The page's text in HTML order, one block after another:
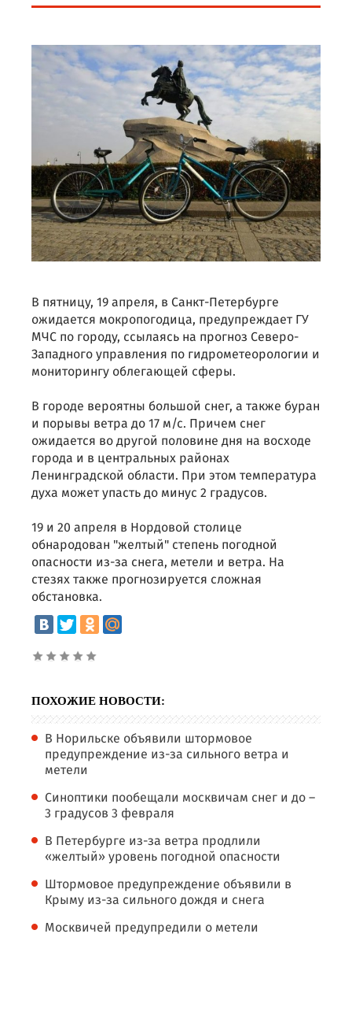
В пятницу, 19 апреля, в Санкт-Петербурге
ожидается мокропогодица, предупреждает ГУ
МЧС по городу, ссылаясь на прогноз Северо-
Западного управления по гидрометеорологии и
мониторингу облегающей сферы.
В городе вероятны большой снег, а также буран
и порывы ветра до 17 м/с. Причем снег
ожидается во другой половине дня на восходе
города и в центральных районах
Ленинградской области. При этом температура
духа может упасть до минус 2 градусов.
19 и 20 апреля в Нордовой столице
обнародован "желтый" степень погодной
опасности из-за снега, метели и ветра. На
стезях также прогнозируется сложная
обстановка.
ПОХОЖИЕ НОВОСТИ:
В Норильске объявили штормовое
предупреждение из-за сильного ветра и
метели
Синоптики пообещали москвичам снег и до –
3 градусов 3 февраля
В Петербурге из-за ветра продлили
«желтый» уровень погодной опасности
Штормовое предупреждение объявили в
Крыму из-за сильного дождя и снега
Москвичей предупредили о метели